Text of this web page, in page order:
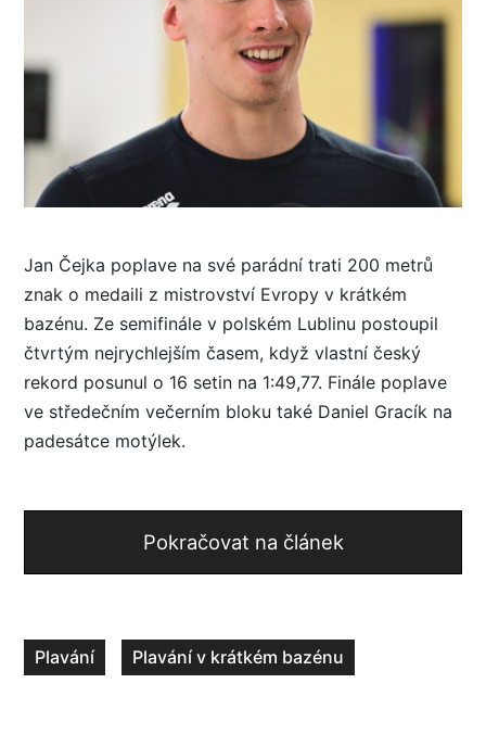
Jan Čejka poplave na své parádní trati 200 metrů
znak o medaili z mistrovství Evropy v krátkém
bazénu. Ze semifinále v polském Lublinu postoupil
čtvrtým nejrychlejším časem, když vlastní český
rekord posunul o 16 setin na 1:49,77. Finále poplave
ve středečním večerním bloku také Daniel Gracík na
padesátce motýlek.
Pokračovat na článek
Plavání Plavání v krátkém bazénu